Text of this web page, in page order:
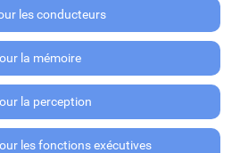
les conducteurs
la mémoire
la perception
les fonctions exécutives